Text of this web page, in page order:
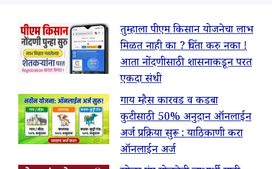
तुम्हाला पीएम किसान योजनेचा लाभ
मिळत नाही का ? चिंता करु नका !
आता नोंदणीसाठी शासनाकडून परत
एकदा संधी
गाय म्हैस कारवड व कडबा
कुटीसाठी 50% अनुदान ऑनलाईन
अर्ज प्रक्रिया सुरू : याठिकाणी करा
ऑनलाईन अर्ज